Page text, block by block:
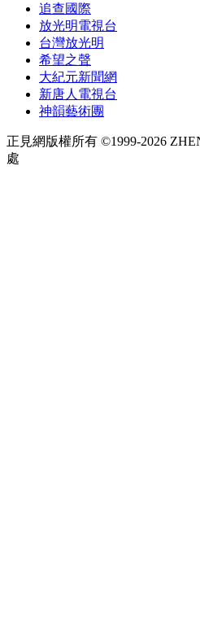
追查國際
放光明電視台
台灣放光明
希望之聲
大紀元新聞網
新唐人電視台
神韻藝術團
正見網版權所有 ©1999-2026
處